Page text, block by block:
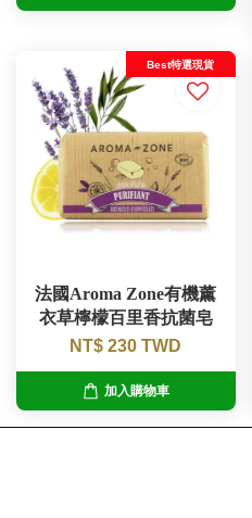
Best特選現貨
法國Aroma Zone有機薰
衣草檸檬百里香抗菌皂
NT$ 230 TWD
加入購物車